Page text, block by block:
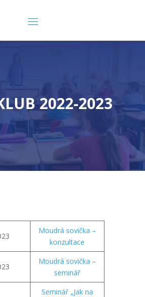
2022-2023
Moudrá sovička –
konzultace
Moudrá sovička –
seminář
Seminář „Jak na